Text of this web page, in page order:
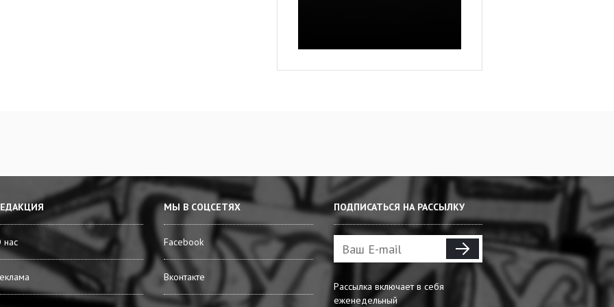
МЫ В СОЦСЕТЯХ
Facebook
Вконтакте
ПОДПИСАТЬСЯ НА РАССЫЛКУ
Рассылка включает в себя
еженедельный